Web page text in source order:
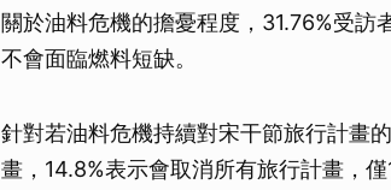
關於油料危機的擔憂程度，31.76%受
不會面臨燃料短缺。
針對若油料危機持續對宋干節旅行計畫
畫，14.8%表示會取消所有旅行計畫，